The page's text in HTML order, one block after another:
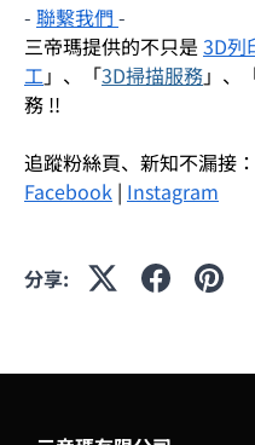
- 聯繫我們 -
三帝瑪提供的不只是 3D列
工 」、「3D掃描服務」、
務 !!
追蹤粉絲頁、新知不漏接：
Facebook | Instagram
分享: